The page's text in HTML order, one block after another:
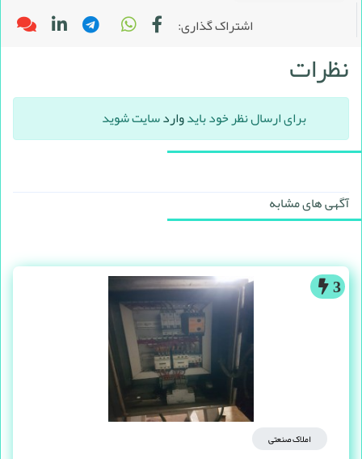
اشتراک گذاری:
نظرات
برای ارسال نظر خود بایدواردسایت شوید
آگهی های مشابه
3
املاک صنعتی